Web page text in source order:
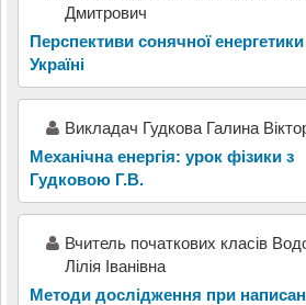
Дмитрович
Перспективи сонячної
Україні
Викладач Гудкова Галина
Механічна енергія: урок фізики з
Гудковою Г.В.
Вчитель початкових класів
Лілія Іванівна
Методи дослідження при